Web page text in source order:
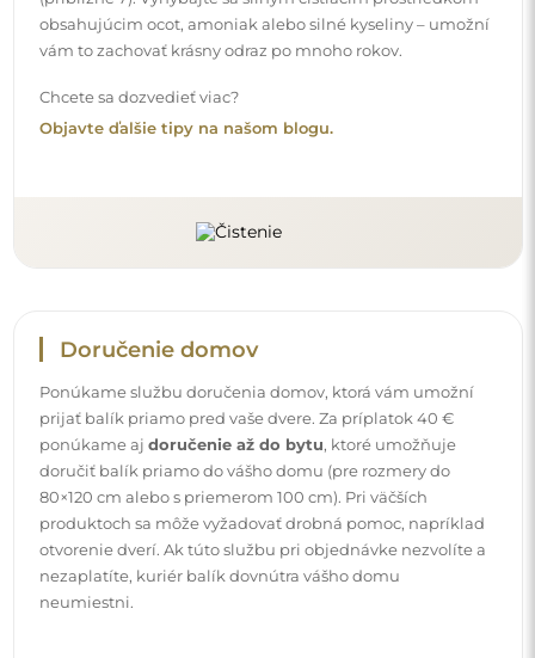
80×120 cm alebo s priemerom 100 cm). Pri väčších
produktoch sa môže vyžadovať drobná pomoc, napríklad
nezaplatíte, kuriér balík dovnútra vášho domu
neumiestni.
Návody
Aby bola montáž a používanie nášho zrkadla jednoduché
a bez starostí, pripravili sme pre vás podrobné návody.
Nájdete v nich všetky potrebné kroky pre správnu montáž
zrkadla, ako aj rady pre jeho údržbu, čistenie a
starostlivosť, aby ste sa mohli dlho tešiť z jeho dokonalého
vzhľadu.
Pozrite si návody na montáž a používanie.